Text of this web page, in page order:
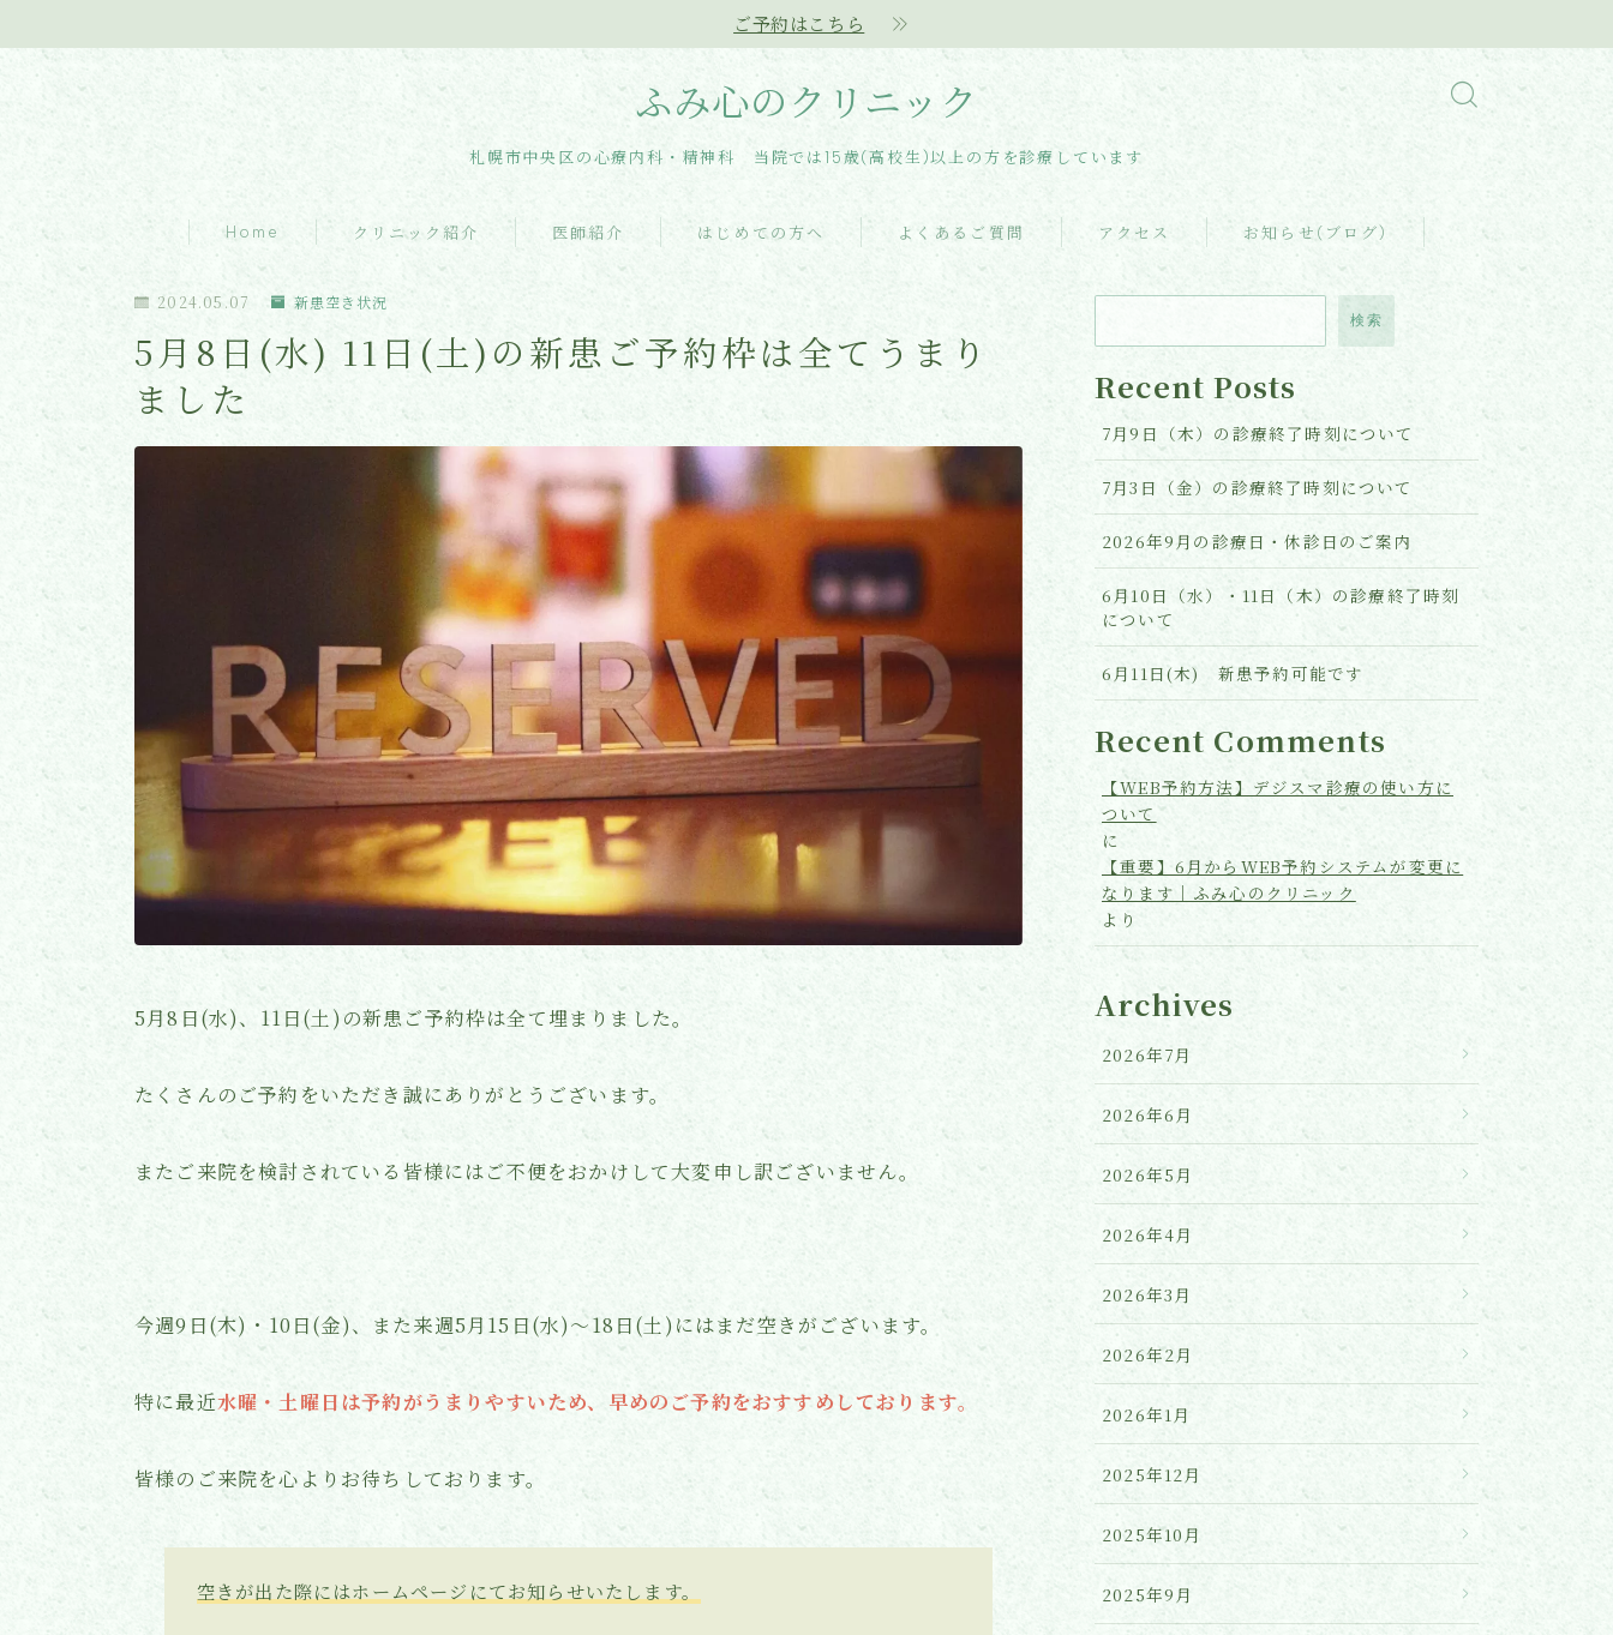
ご予約はこちら
ふみ心のクリニック
札幌市中央区の心療内科・精神科 当院では15歳(高校生)以上の方を診療しています
Home クリニック紹介
クリニック紹介
診療内容
医師紹介 はじめての方へ よくあるご質問 アクセス お知らせ(ブログ)
2024.05.07 新患空き状況
5月8日(水) 11日(土)の新患ご予約枠は全てうまり
ました
5月8日(水)、11日(土)の新患ご予約枠は全て埋まりました。
たくさんのご予約をいただき誠にありがとうございます。
またご来院を検討されている皆様にはご不便をおかけして大変申し訳ございません。
今週9日(木)・10日(金)、また来週5月15日(水)〜18日(土)にはまだ空きがございます。
特に最近水曜・土曜日は予約がうまりやすいため、早めのご予約をおすすめしております。
皆様のご来院を心よりお待ちしております。
空きが出た際にはホームページにてお知らせいたします。
検索
Recent Posts
7月9日（木）の診療終了時刻について
7月3日（金）の診療終了時刻について
2026年9月の診療日・休診日のご案内
6月10日（水）・11日（木）の診療終了時刻
について
6月11日(木) 新患予約可能です
Recent Comments
【WEB予約方法】デジスマ診療の使い方に
ついて
に
【重要】6月からWEB予約システムが変更に
なります｜ふみ心のクリニック
より
Archives
2026年7月
2026年6月
2026年5月
2026年4月
2026年3月
2026年2月
2026年1月
2025年12月
2025年10月
2025年9月